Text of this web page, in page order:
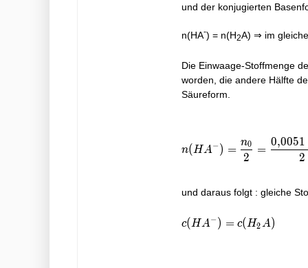
und der konjugierten
n(HA-) = n(H2A) ⇒ im
Die Einwaage-Stoffmenge
worden, die andere Hälfte
Säureform.
n(HA^{-}) =
n(HA− ) =
2
n0 =
2
0,0051
und daraus folgt : gleiche
c(HA^{-}) = c(H_{2}A)
c(HA− ) = c(H2A)